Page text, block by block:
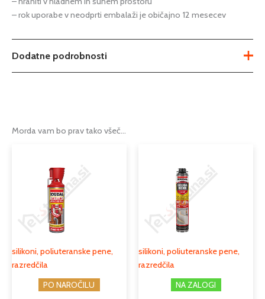
– rok uporabe v neodprti embalaži je običajno 12 mesecev
Dodatne podrobnosti
Podkategorija2
silikoni, poliuteranske pene,
Podkategorija3
Morda vam bo prav tako všeč…
silikoni, poliuteranske pene,
razredčila
PO NAROČILU
silikoni, poliuteranske pene,
razredčila
NA ZALOGI